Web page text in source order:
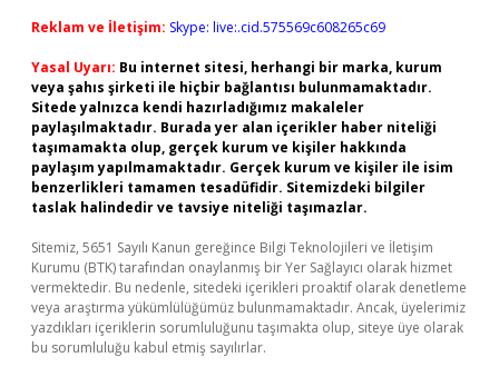
Reklam ve İletişim: Skype: live:.cid.575569c608265c69
Yasal Uyarı: Bu internet sitesi, herhangi bir marka, kurum
veya şahıs şirketi ile hiçbir bağlantısı bulunmamaktadır.
Sitede yalnızca kendi hazırladığımız makaleler
paylaşılmaktadır. Burada yer alan içerikler haber niteliği
taşımamakta olup, gerçek kurum ve kişiler hakkında
paylaşım yapılmamaktadır. Gerçek kurum ve kişiler ile isim
benzerlikleri tamamen tesadüfidir. Sitemizdeki bilgiler
taslak halindedir ve tavsiye niteliği taşımazlar.
Sitemiz, 5651 Sayılı Kanun gereğince Bilgi Teknolojileri ve İletişim
Kurumu (BTK) tarafından onaylanmış bir Yer Sağlayıcı olarak hizmet
vermektedir. Bu nedenle, sitedeki içerikleri proaktif olarak denetleme
veya araştırma yükümlülüğümüz bulunmamaktadır. Ancak, üyelerimiz
yazdıkları içeriklerin sorumluluğunu taşımakta olup, siteye üye olarak
bu sorumluluğu kabul etmiş sayılırlar.